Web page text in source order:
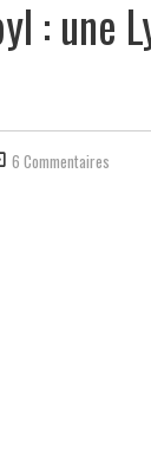
: une
6 Commentaires